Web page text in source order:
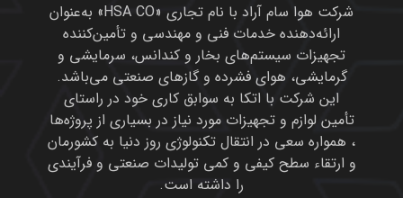
شرکت هوا سام آراد با نام تجاری «HSA CO» به‌عنوان
ارائه‌دهنده خدمات فنی و مهندسی و تأمین‌کننده
تجهیزات سیستم‌های بخار و کندانس، سرمایشی و
گرمایشی، هوای فشرده و گازهای صنعتی می‌باشد.
این شرکت با اتکا به سوابق کاری خود در راستای
تأمین لوازم و تجهیزات مورد نیاز در بسیاری از پروژه‌ها
، همواره سعی در انتقال تکنولوژی روز دنیا به کشورمان
و ارتقاء سطح کیفی و کمی تولیدات صنعتی و فرآیندی
را داشته است.